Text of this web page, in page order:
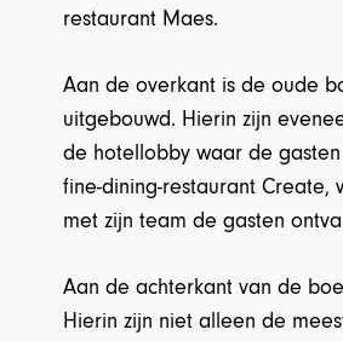
restaurant Maes.
Aan de overkant is de oude
uitgebouwd. Hierin zijn
de hotellobby waar de
fine-dining-restaurant
met zijn team de gasten
Aan de achterkant van de
Hierin zijn niet alleen de